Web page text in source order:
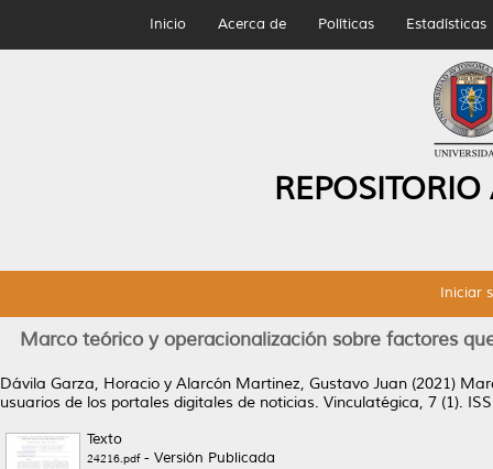
Inicio Acerca de Políticas Estadísticas
Iniciar
Marco teórico y operacionalización sobre factores
Dávila Garza, Horacio y Alarcón Martinez, Gustavo Juan (2021)
usuarios de los portales digitales de noticias. Vinculatégica, 7 (1).
Texto
24216.pdf- Versión Publicada